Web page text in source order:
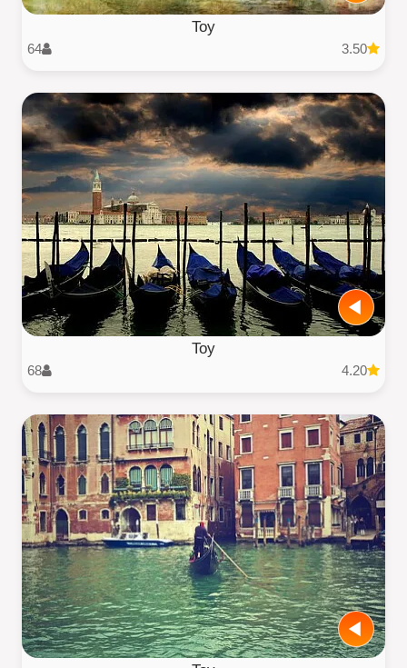
Toy
3.50
64
Toy
4.20
68